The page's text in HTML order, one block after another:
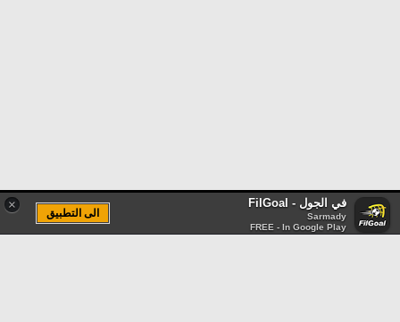
× في الجول - FilGoal
Sarmady
FREE - In Google Play
الى التطبيق